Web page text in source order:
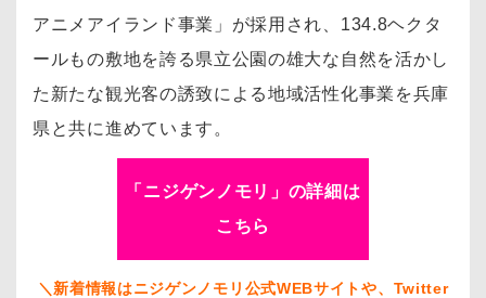
アニメアイランド事業」が採用され、134.8ヘクタ
ールもの敷地を誇る県立公園の雄大な自然を活かし
た新たな観光客の誘致による地域活性化事業を兵庫
県と共に進めています。
「ニジゲンノモリ」の詳細は
こちら
＼新着情報はニジゲンノモリ公式WEBサイトや、Twitter